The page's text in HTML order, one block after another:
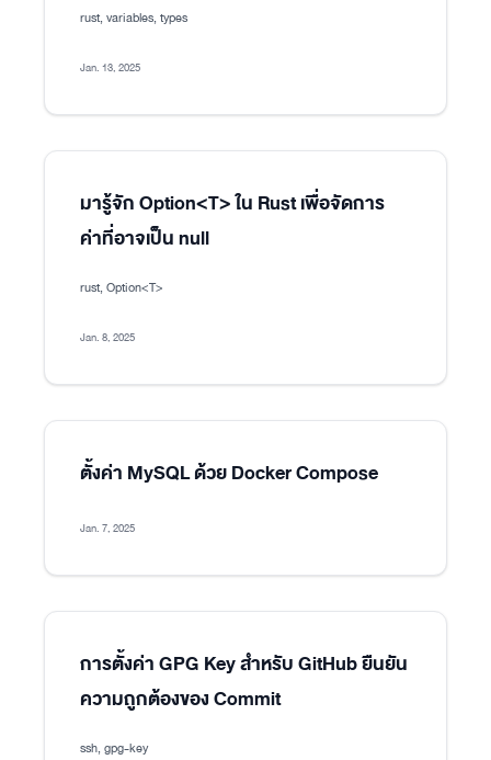
rust, variables, types
Jan. 13, 2025
มารู้จัก Option<T> ใน Rust เพื่อจัดการ
ค่าที่อาจเป็น null
rust, Option<T>
Jan. 8, 2025
ตั้งค่า MySQL ด้วย Docker Compose
Jan. 7, 2025
การตั้งค่า GPG Key สำหรับ GitHub ยืนยัน
ความถูกต้องของ Commit
ssh, gpg-key